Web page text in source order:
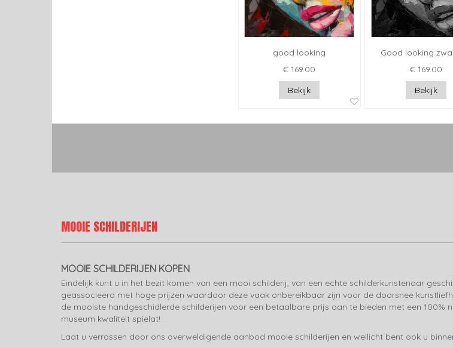
good looking
€ 169.00
Bekijk
Good looking
€ 169.00
Bekijk
MOOIE SCHILDERIJEN
MOOIE SCHILDERIJEN KOPEN
Eindelijk kunt u in het bezit komen van een mooi schilderij, van een echte schilderkunstenaar
geassocieerd met hoge prijzen waardoor deze vaak onbereikbaar zijn voor de doorsnee
de mooiste handgeschidlerde schilderijen voor een betaalbare prijs aan te bieden met een
museum kwaliteit spielat!
Laat u verrassen door ons overweldigende aanbod mooie schilderijen en wellicht bent ook u